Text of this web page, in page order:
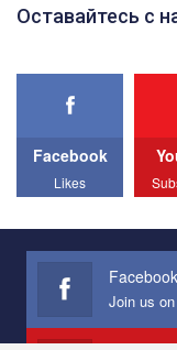
best video,
We appeal to your
All you have to do is
Эмоционально
представляющий
Мы просим вас
наш план по борьбе
СОГИ в Украине.
Оставайтесь с
Facebook
Likes
Facebook